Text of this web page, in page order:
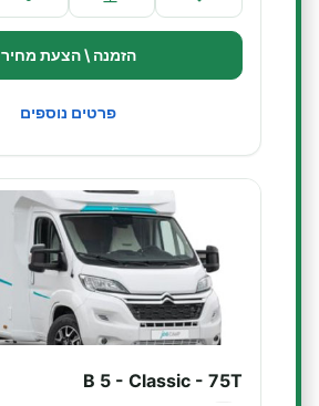
הזמנה \ הצעת מחיר
פרטים נוספים
B 5 - Classic - 75T